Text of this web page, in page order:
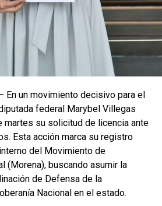
del estado.
de Noticias
En un movimiento decisivo para el
federal Marybel Villegas
martes su solicitud de licencia ante
Esta acción marca su registro
del Movimiento de
(Morena), buscando asumir la
de Defensa de la
Nacional en el estado.